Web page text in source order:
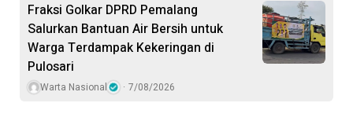
Fraksi Golkar DPRD Pemalang
Salurkan Bantuan Air Bersih untuk
Warga Terdampak Kekeringan di
Pulosari
Warta Nasional 7/08/2026